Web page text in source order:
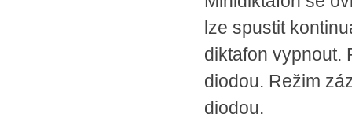
lze spustit
diktafon vypnout.
diodou. Režim
diodou.